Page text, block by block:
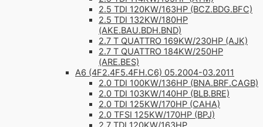
2.5 TDI 120KW/163HP (BCZ.BDG.BFC)
2.5 TDI 132KW/180HP
(AKE.BAU.BDH.BND)
2.7 T QUATTRO 169KW/230HP (AJK)
2.7 T QUATTRO 184KW/250HP
(ARE.BES)
A6 (4F2.4F5.4FH.C6) 05.2004-03.2011
2.0 TDI 100KW/136HP (BNA.BRF.CAGB)
2.0 TDI 103KW/140HP (BLB.BRE)
2.0 TDI 125KW/170HP (CAHA)
2.0 TFSI 125KW/170HP (BPJ)